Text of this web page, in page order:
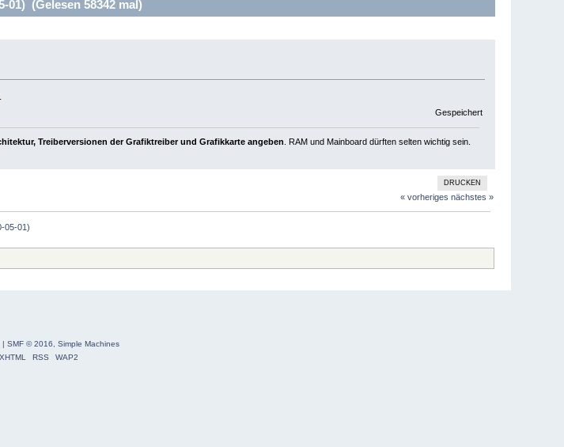
01) (Gelesen 58342 mal)
Gespeichert
Treiberversionen der Grafiktreiber und Grafikkarte angeben . RAM und Mainboard dürften selten wichtig sein.
DRUCKEN
« vorheriges nächstes »
05-01)
| SMF © 2016, Simple Machines
XHTML
RSS WAP2